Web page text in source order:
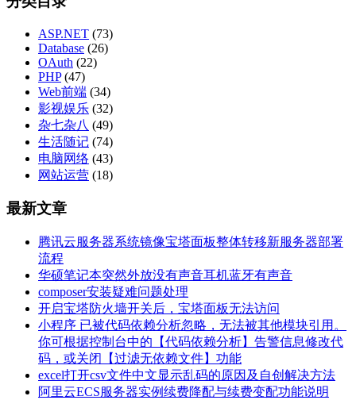
ASP.NET (73)
Database (26)
OAuth (22)
PHP(47)
Web前端 (34)
影视娱乐 (32)
杂七杂八 (49)
生活随记 (74)
电脑网络 (43)
网站运营 (18)
最新文章
腾讯云服务器系统镜像宝塔面板整体转移新服务器部署
流程
华硕笔记本突然外放没有声音耳机蓝牙有声音
composer安装疑难问题处理
开启宝塔防火墙开关后，宝塔面板无法访问
小程序 已被代码依赖分析忽略，无法被其他模块引用。
你可根据控制台中的【代码依赖分析】告警信息修改代
码，或关闭【过滤无依赖文件】功能
excel打开csv文件中文显示乱码的原因及自创解决方法
阿里云ECS服务器实例续费降配与续费变配功能说明